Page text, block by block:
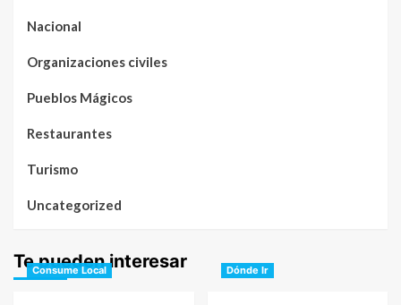
Nacional
Organizaciones civiles
Pueblos Mágicos
Restaurantes
Turismo
Uncategorized
Te pueden interesar
Consume Local Dónde Ir